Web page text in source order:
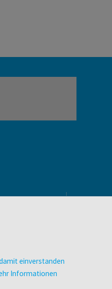
Cookieseinverstanden
Informationen